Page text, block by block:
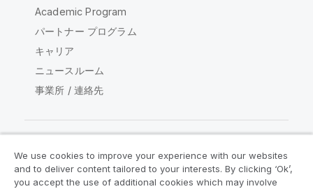
Academic Program
パートナー プログラム
キャリア
ニュースルーム
事業所 / 連絡先
Qlik コミュニティ
We use cookies to improve your experience with our websites
and to deliver content tailored to your interests. By clicking ‘Ok’,
you accept the use of additional cookies which may involve